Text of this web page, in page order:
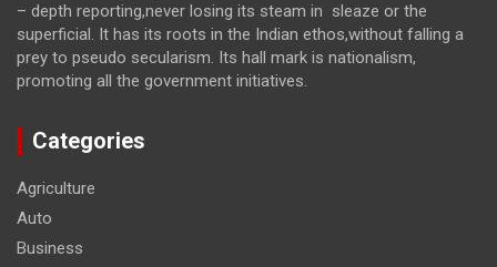
– depth reporting,never losing its steam in sleaze or the
superficial. It has its roots in the Indian ethos,without falling a
prey to pseudo secularism. Its hall mark is nationalism,
promoting all the government initiatives.
Categories
Agriculture
Auto
Business